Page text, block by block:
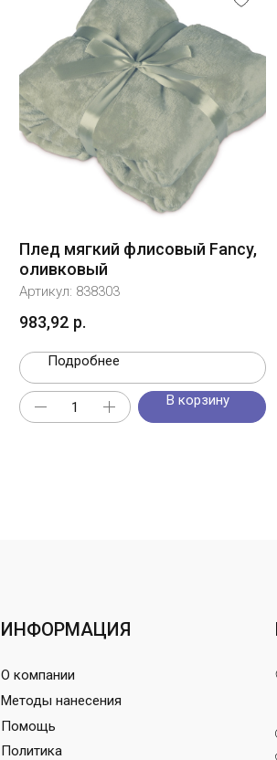
Плед мягкий флисовый Fancy,
оливковый
Артикул: 838303
983,92 р.
Подробнее
В корзину
ИНФОРМАЦИЯ
О компании
Методы нанесения
Помощь
Политика